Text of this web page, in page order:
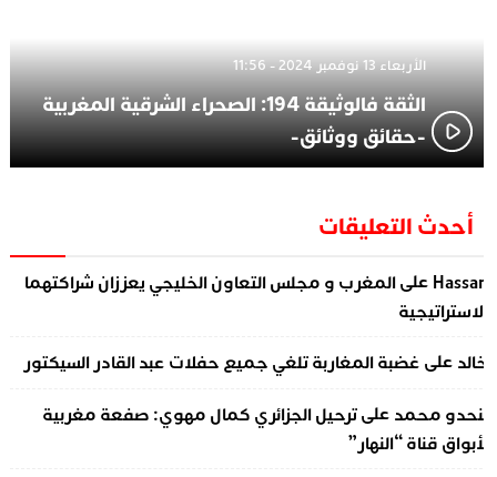
الأربعاء 13 نوفمبر 2024 - 11:56
الثقة فالوثيقة 194: الصحراء الشرقية المغربية
-حقائق ووثائق-
أحدث التعليقات
علىالمغرب و مجلس التعاون الخليجي يعززان شراكتهما
علىغضبة المغاربة تلغي جميع حفلات عبد القادر السيكتور
محمدعلىترحيل الجزائري كمال مهوي: صفعة مغربية
قناة “النهار”